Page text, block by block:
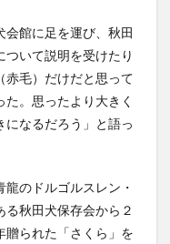
館に足を運び、秋田
いて説明を受けたり
赤毛）だけだと思って
。思ったより大きく
になるだろう」と語っ
のドルゴルスレン・
秋田犬保存会から２
贈られた「さくら」を